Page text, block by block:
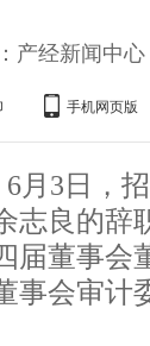
产经新闻中心
手机网页版
6月3日，
志良的辞
届董事会
事会审计